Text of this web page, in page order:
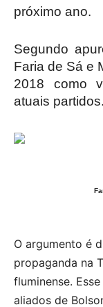
próximo ano.
Segundo
Faria de Sá e
2018 como
atuais partidos.
O argumento é
propaganda na
fluminense.
aliados de